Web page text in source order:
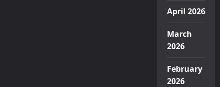
April 2026
March
2026
February
2026